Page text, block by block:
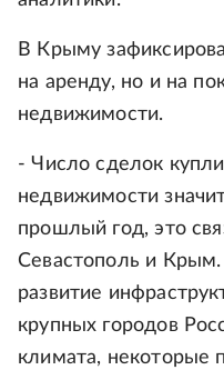
В Крыму
на аренду, но и на
недвижимости.
- Число сделок
недвижимости
прошлый год, это
Севастополь и
развитие
крупных городов
климата, некоторые